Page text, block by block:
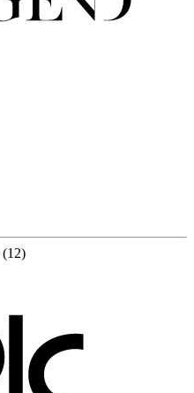
(12)